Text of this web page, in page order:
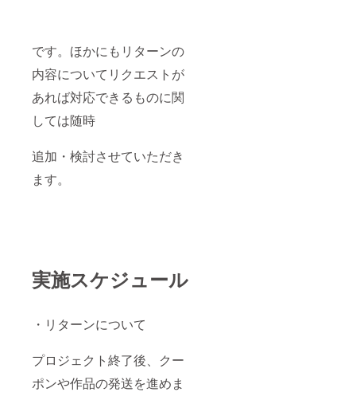
です。ほかにもリターンの
内容についてリクエストが
あれば対応できるものに関
しては随時
追加・検討させていただき
ます。
実施スケジュール
・リターンについて
プロジェクト終了後、クー
ポンや作品の発送を進めま